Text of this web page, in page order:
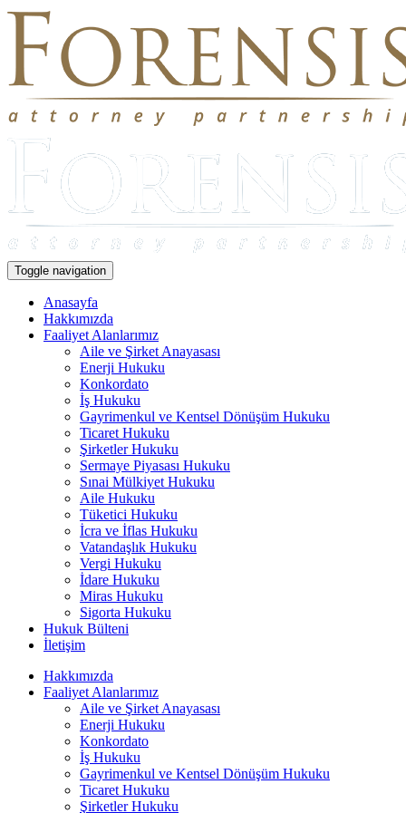
Toggle navigation
Anasayfa
Hakkımızda
Faaliyet Alanlarımız
Aile ve Şirket Anayasası
Enerji Hukuku
Konkordato
İş Hukuku
Gayrimenkul ve Kentsel Dönüşüm Hukuku
Ticaret Hukuku
Şirketler Hukuku
Sermaye Piyasası Hukuku
Sınai Mülkiyet Hukuku
Aile Hukuku
Tüketici Hukuku
İcra ve İflas Hukuku
Vatandaşlık Hukuku
Vergi Hukuku
İdare Hukuku
Miras Hukuku
Sigorta Hukuku
Hukuk Bülteni
İletişim
Hakkımızda
Faaliyet Alanlarımız
Aile ve Şirket Anayasası
Enerji Hukuku
Konkordato
İş Hukuku
Gayrimenkul ve Kentsel Dönüşüm Hukuku
Ticaret Hukuku
Şirketler Hukuku